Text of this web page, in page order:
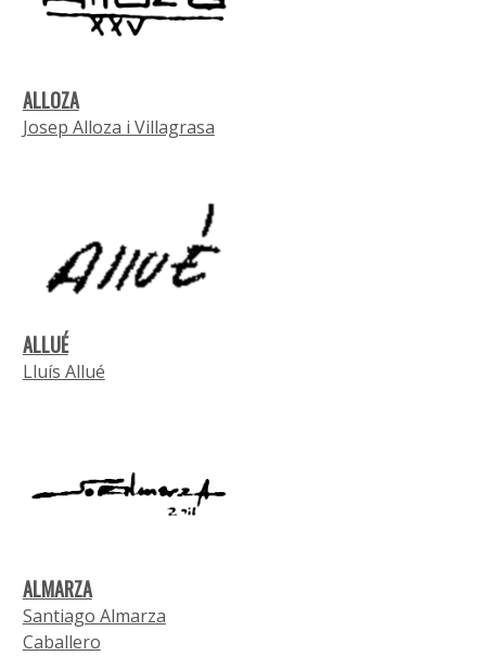
ALLOZA
Josep Alloza i Villagrasa
ALLUÉ
Lluís Allué
ALMARZA
Santiago Almarza
Caballero